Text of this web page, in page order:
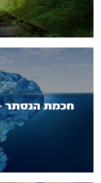
חכמת הנסתר